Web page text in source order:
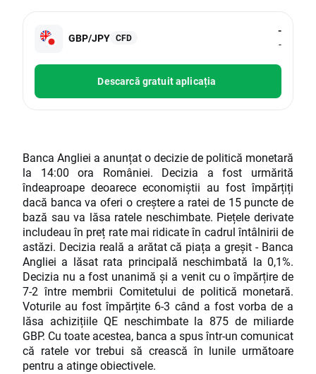
GBP/JPY CFD
-
-
Descarcă gratuit aplicația
Banca Angliei a anunțat o decizie de politică monetară
la 14:00 ora României. Decizia a fost urmărită
îndeaproape deoarece economiștii au fost împărțiți
dacă banca va oferi o creștere a ratei de 15 puncte de
bază sau va lăsa ratele neschimbate. Piețele derivate
includeau în preț rate mai ridicate în cadrul întâlnirii de
astăzi. Decizia reală a arătat că piața a greșit - Banca
Angliei a lăsat rata principală neschimbată la 0,1%.
Decizia nu a fost unanimă și a venit cu o împărțire de
7-2 între membrii Comitetului de politică monetară.
Voturile au fost împărțite 6-3 când a fost vorba de a
lăsa achizițiile QE neschimbate la 875 de miliarde
GBP. Cu toate acestea, banca a spus într-un comunicat
că ratele vor trebui să crească în lunile următoare
pentru a atinge obiectivele.